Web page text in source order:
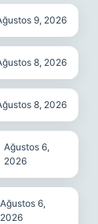
9, 2026
8, 2026
8, 2026
Ağustos 6,
2026
Ağustos 6,
2026